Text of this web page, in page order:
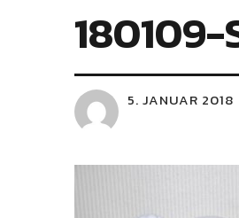
5. JANUAR 2018